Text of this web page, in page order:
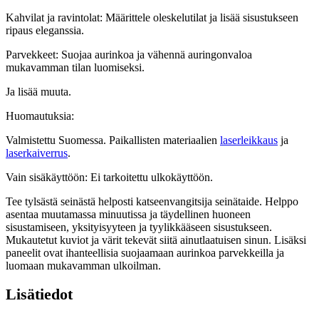
Kahvilat ja ravintolat: Määrittele oleskelutilat ja lisää sisustukseen
ripaus eleganssia.
Parvekkeet: Suojaa aurinkoa ja vähennä auringonvaloa
mukavamman tilan luomiseksi.
Ja lisää muuta.
Huomautuksia:
Valmistettu Suomessa. Paikallisten materiaalien laserleikkaus ja
laserkaiverrus.
Vain sisäkäyttöön: Ei tarkoitettu ulkokäyttöön.
Tee tylsästä seinästä helposti katseenvangitsija seinätaide. Helppo
asentaa muutamassa minuutissa ja täydellinen huoneen
sisustamiseen, yksityisyyteen ja tyylikkääseen sisustukseen.
Mukautetut kuviot ja värit tekevät siitä ainutlaatuisen sinun. Lisäksi
paneelit ovat ihanteellisia suojaamaan aurinkoa parvekkeilla ja
luomaan mukavamman ulkoilman.
Lisätiedot